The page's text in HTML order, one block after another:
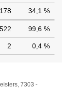
178 34,1 %
522 99,6 %
2 0,4 %
7303 -